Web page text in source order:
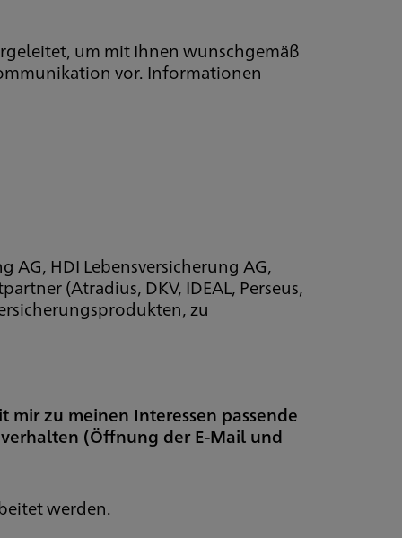
um mit Ihnen wunschgemäß
vor. Informationen
AG, HDI Lebensversicherung AG,
(Atradius, DKV, IDEAL, Perseus,
zu
zu meinen Interessen passende
(Öffnung der E-Mail und
werden.